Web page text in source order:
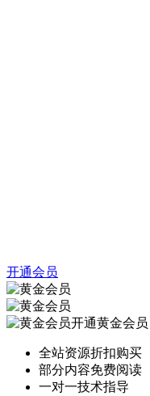
开通会员
开通黄金会员
全站资源折扣购买
部分内容免费阅读
一对一技术指导